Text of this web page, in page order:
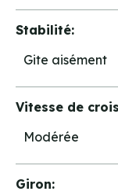
Stabilité:
Gite aisément
Vitesse de
Modérée
Giron: